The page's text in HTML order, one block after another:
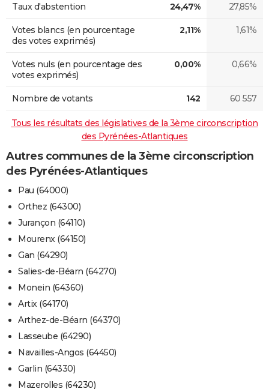
Taux d'abstention 24,47% 27,85%
Votes blancs (en pourcentage
des votes exprimés)
2,11% 1,61%
Votes nuls (en pourcentage des
votes exprimés)
0,00% 0,66%
Nombre de votants 142 60 557
Tous les résultats des législatives de la 3ème circonscription
des Pyrénées-Atlantiques
Autres communes de la 3ème circonscription
des Pyrénées-Atlantiques
Pau (64000)
Orthez (64300)
Jurançon (64110)
Mourenx (64150)
Gan (64290)
Salies-de-Béarn (64270)
Monein (64360)
Artix (64170)
Arthez-de-Béarn (64370)
Lasseube (64290)
Navailles-Angos (64450)
Garlin (64330)
Mazerolles (64230)